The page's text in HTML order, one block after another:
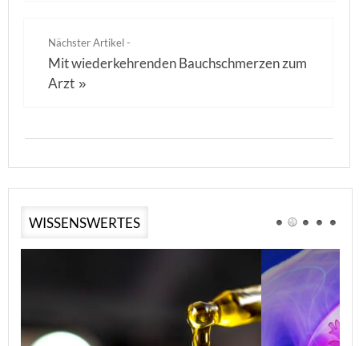
Nächster Artikel -
Mit wiederkehrenden Bauchschmerzen zum
Arzt »
WISSENSWERTES